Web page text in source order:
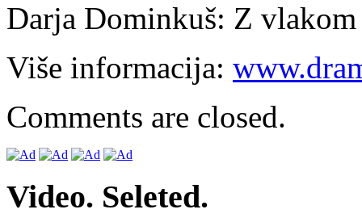
Darja Dominkuš: Z
Više informacija:
Comments are closed.
Video. Seleted.